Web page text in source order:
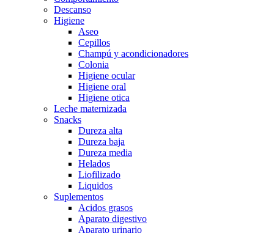
Descanso
Higiene
Aseo
Cepillos
Champú y acondicionadores
Colonia
Higiene ocular
Higiene oral
Higiene otica
Leche maternizada
Snacks
Dureza alta
Dureza baja
Dureza media
Helados
Liofilizado
Liquidos
Suplementos
Acidos grasos
Aparato digestivo
Aparato urinario